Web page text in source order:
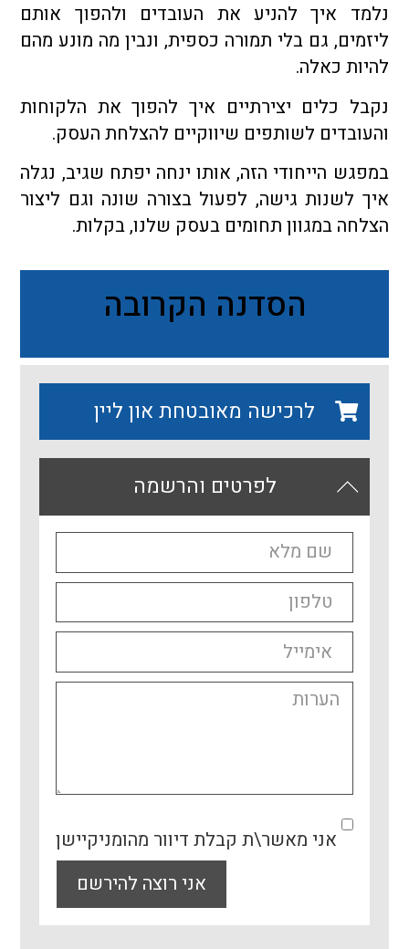
נלמד איך להניע את העובדים ולהפוך אותם
ליזמים, גם בלי תמורה כספית, ונבין מה מונע מהם
להיות כאלה.
נקבל כלים יצירתיים איך להפוך את הלקוחות
והעובדים לשותפים שיווקיים להצלחת העסק.
במפגש הייחודי הזה, אותו ינחה יפתח שגיב, נגלה
איך לשנות גישה, לפעול בצורה שונה וגם ליצור
הצלחה במגוון תחומים בעסק שלנו, בקלות.
הסדנה הקרובה
לרכישה מאובטחת און ליין
לפרטים והרשמה
אני מאשר\ת קבלת דיוור מהומניקיישן
אני רוצה להירשם